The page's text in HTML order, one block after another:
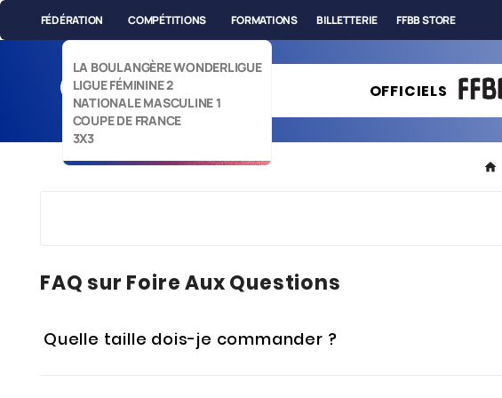
FÉDÉRATION COMPÉTITIONS
LA BOULANGÈRE WONDERLIGUE
LIGUE FÉMININE 2
NATIONALE MASCULINE 1
COUPE DE FRANCE
3X3
FORMATIONS BILLETTERIE FFBB STORE
OFFICIELS
FAQ sur Foire Aux Questions
Quelle taille dois-je commander ?